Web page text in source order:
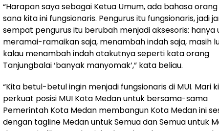
“Harapan saya sebagai Ketua Umum, ada bahasa
sana kita ini fungsionaris. Pengurus itu fungsionaris, jadi
sempat pengurus itu berubah menjadi aksesoris: hanya
meramai-ramaikan saja, menambah indah saja, masih
kalau menambah indah otakutnya seperti kata orang
Tanjungbalai ‘banyak manyomak’,” kata beliau.
“Kita betul-betul ingin menjadi fungsionaris di MUI. Mari
perkuat posisi MUI Kota Medan untuk bersama-sama
Pemerintah Kota Medan membangun Kota Medan ini
dengan tagline Medan untuk Semua dan Semua untuk